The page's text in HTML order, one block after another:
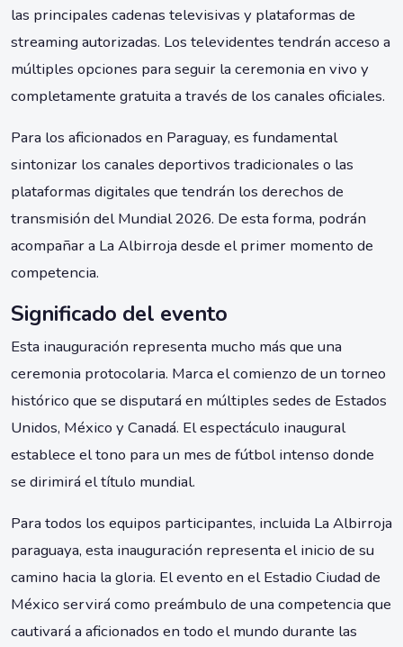
las principales cadenas televisivas y plataformas de
streaming autorizadas. Los televidentes tendrán acceso a
múltiples opciones para seguir la ceremonia en vivo y
completamente gratuita a través de los canales oficiales.
Para los aficionados en Paraguay, es fundamental
sintonizar los canales deportivos tradicionales o las
plataformas digitales que tendrán los derechos de
transmisión del Mundial 2026. De esta forma, podrán
acompañar a La Albirroja desde el primer momento de
competencia.
Significado del evento
Esta inauguración representa mucho más que una
ceremonia protocolaria. Marca el comienzo de un torneo
histórico que se disputará en múltiples sedes de Estados
Unidos, México y Canadá. El espectáculo inaugural
establece el tono para un mes de fútbol intenso donde
se dirimirá el título mundial.
Para todos los equipos participantes, incluida La Albirroja
paraguaya, esta inauguración representa el inicio de su
camino hacia la gloria. El evento en el Estadio Ciudad de
México servirá como preámbulo de una competencia que
cautivará a aficionados en todo el mundo durante las